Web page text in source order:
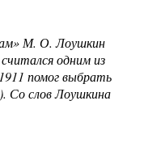
М. О. Лоушкин
одним из
помог выбрать
Со слов Лоушкина